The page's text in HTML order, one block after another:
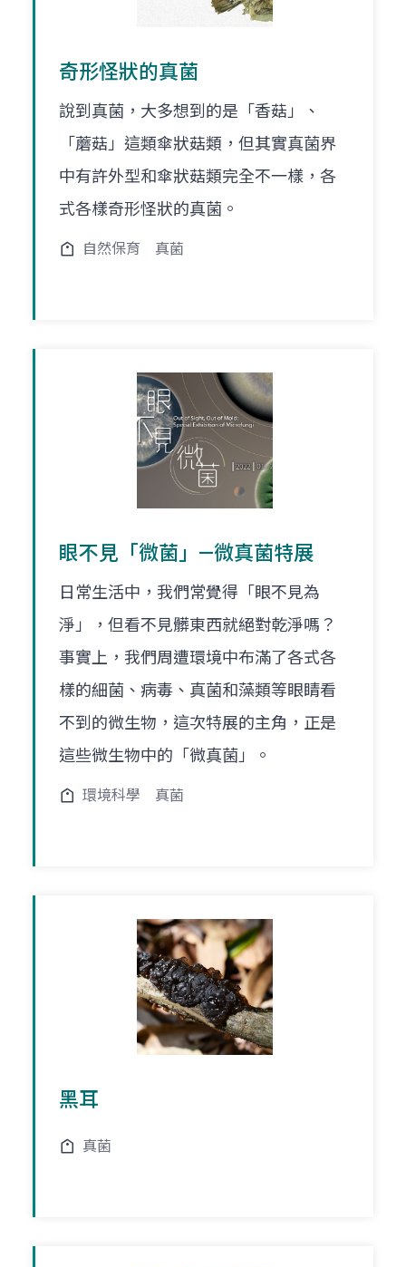
奇形怪狀的真菌
說到真菌，大多想到的是「香菇」、
「蘑菇」這類傘狀菇類，但其實真菌界
中有許外型和傘狀菇類完全不一樣，各
式各樣奇形怪狀的真菌。
自然保育 真菌
眼不見「微菌」—微真菌特展
日常生活中，我們常覺得「眼不見為
淨」，但看不見髒東西就絕對乾淨嗎？
事實上，我們周遭環境中布滿了各式各
樣的細菌、病毒、真菌和藻類等眼睛看
不到的微生物，這次特展的主角，正是
這些微生物中的「微真菌」。
環境科學 真菌
黑耳
真菌